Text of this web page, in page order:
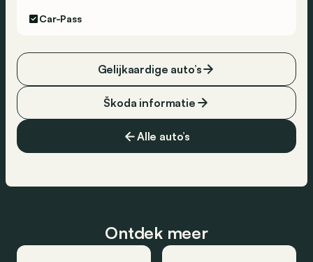
Car-Pass
Alle auto’s
Škoda informatie
Gelijkaardige auto’s
Ontdek meer